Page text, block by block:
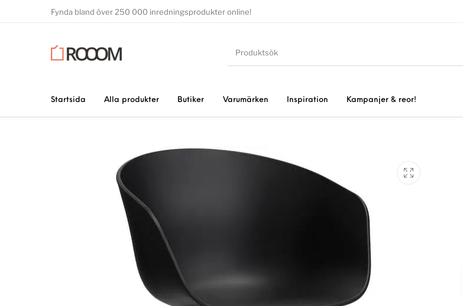
Fynda bland över 250 000 inredningsprodukter online!
Startsida Alla produkter Butiker Varumärken Inspiration Kampanjer & reor!